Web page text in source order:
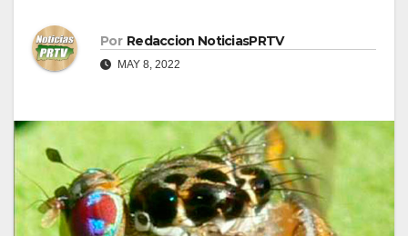
Por Redaccion NoticiasPRTV
MAY 8, 2022